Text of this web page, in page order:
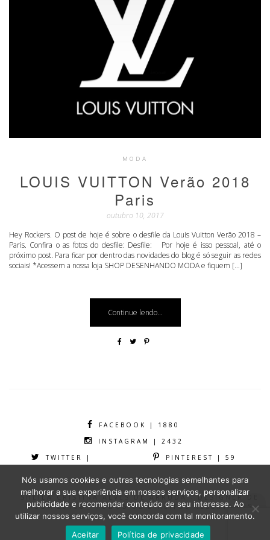
MODA
LOUIS VUITTON Verão 2018
Paris
outubro 10, 2017
Hey Rockers. O post de hoje é sobre o desfile da Louis Vuitton Verão 2018 –
Paris. Confira o as fotos do desfile: Desfile: Por hoje é isso pessoal, até o
próximo post. Para ficar por dentro das novidades do blog é só seguir as redes
sociais! *Acessem a nossa loja SHOP DESENHANDO MODA e fiquem […]
Continue lendo...
FACEBOOK | 1880
INSTAGRAM | 2432
TWITTER |
PINTEREST | 59
SHEILA CRISTINA ALVES DE ARRUDA - DESIGNER DE
MODA 2016® - TODOS OS DIREITOS RESERVADOS
Nós usamos cookies e outras tecnologias semelhantes para
melhorar a sua experiência em nossos serviços, personalizar
publicidade e recomendar conteúdo de seu interesse. Ao
utilizar nossos serviços, você concorda com tal monitoramento.
Aceitar
Política de privacidade